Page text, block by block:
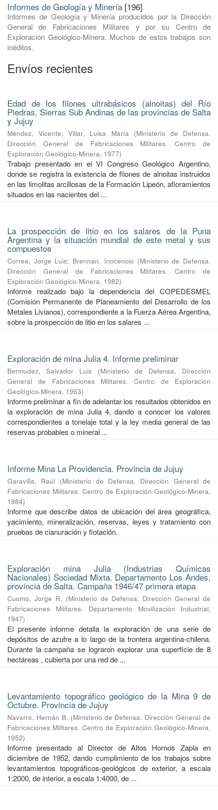
Informes de Geología y Minería [196]
Informes de Geología y Minería producidos por la Dirección
General de Fabricaciones Militares y por su Centro de
Exploración Geológico-Minera. Muchos de estos trabajos son
inéditos.
Envíos recientes
Edad de los filones ultrabásicos (alnoitas) del Río
Piedras, Sierras Sub Andinas de las provincias de Salta
y Jujuy
Méndez, Vicente;Villar, Luisa María (Ministerio de Defensa.
Dirección General de Fabricaciones Militares. Centro de
Exploración Geológico-Minera, 1977)
Trabajo presentado en el VI Congreso Geológico Argentino,
donde se registra la existencia de filones de alnoitas instruidos
en las limolitas arcillosas de la Formación Lipeón, afloramientos
situados en las nacientes del ...
La prospección de litio en los salares de la Puna
Argentina y la situación mundial de este metal y sus
compuestos
Correa, Jorge Luis; Brennan, Inocencio (Ministerio de Defensa.
Dirección General de Fabricaciones Militares. Centro de
Exploración Geológico-Minera, 1982)
Informe realizado bajo la dependencia del COPEDESMEL
(Comisión Permanente de Planeamiento del Desarrollo de los
Metales Livianos), correspondiente a la Fuerza Aérea Argentina,
sobre la prospección de litio en los salares ...
Exploración de mina Julia 4. Informe preliminar
Bermudez, Salvador Luis (Ministerio de Defensa. Dirección
General de Fabricaciones Militares. Centro de Exploración
Geológico-Minera, 1963)
Informe preliminar a fin de adelantar los resultados obtenidos en
la exploración de mina Julia 4, dando a conocer los valores
correspondientes a tonelaje total y la ley media general de las
reservas probables o mineral ...
Informe Mina La Providencia. Provincia de Jujuy
Garavilla, Raúl (Ministerio de Defensa. Dirección General de
Fabricaciones Militares. Centro de Exploración Geológico-Minera,
1984)
Informe que describe datos de ubicación del área geográfica,
yacimiento, mineralización, reservas, leyes y tratamiento con
pruebas de cianuración y flotación.
Exploración mina Julia (Industrias Químicas
Nacionales) Sociedad Mixta. Departamento Los Andes,
provincia de Salta. Campaña 1946/47 primera etapa
Cuomo, Jorge R. (Ministerio de Defensa. Dirección General de
Fabricaciones Militares. Departamento Movilización Industrial,
1947)
El presente informe detalla la exploración de una serie de
depósitos de azufre a lo largo de la frontera argentina-chilena.
Durante la campaña se lograron explorar una superficie de 8
hectáreas , cubierta por una red de ...
Levantamiento topográfico geológico de la Mina 9 de
Octubre. Provincia de Jujuy
Navarro, Hernán B. (Ministerio de Defensa. Dirección General de
Fabricaciones Militares. Centro de Exploración Geológico-Minera,
1952)
Informe presentado al Director de Altos Hornos Zapla en
diciembre de 1952, dando cumplimiento de los trabajos sobre
levantamientos topográficos-geológicos de exterior, a escala
1:2000, de interior, a escala 1:4000, de ...